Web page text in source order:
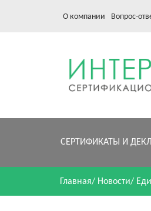
О компании Вопрос-
СЕРТИФИКАТЫ И
Главная/ Новости/